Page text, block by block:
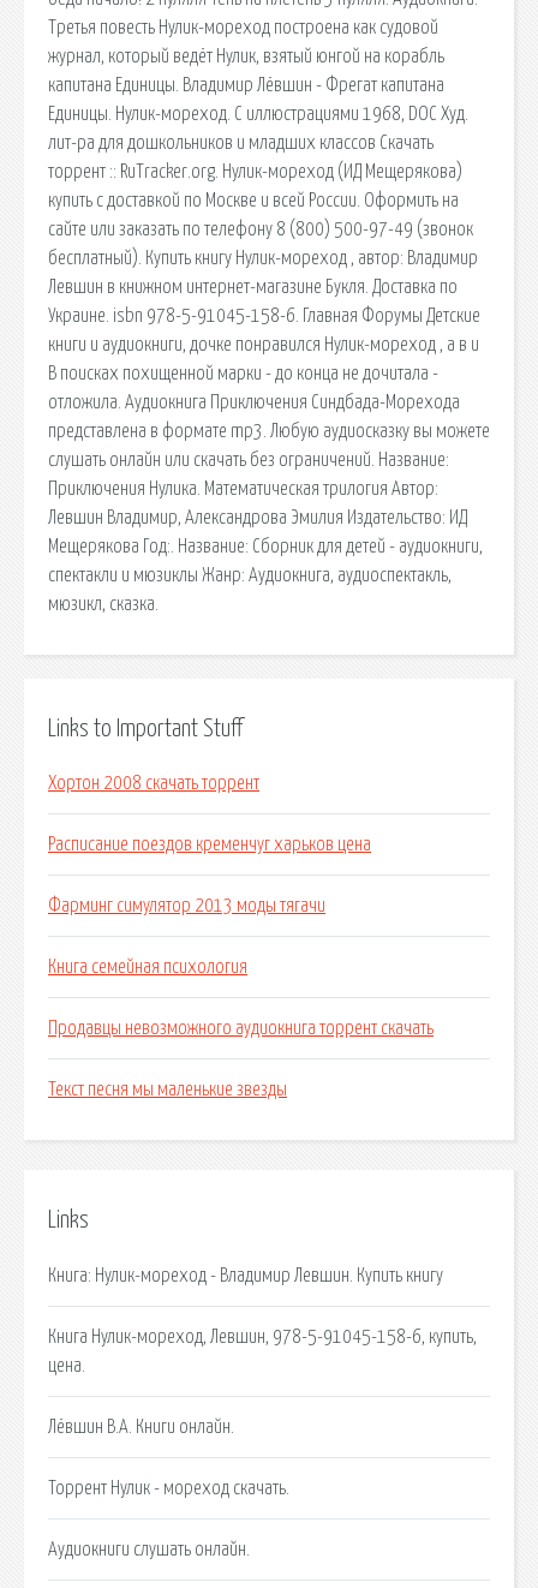
Третья повесть Нулик-мореход построена как судовой
журнал, который ведёт Нулик, взятый юнгой на корабль
капитана Единицы. Владимир Лёвшин - Фрегат капитана
Единицы. Нулик-мореход. С иллюстрациями 1968, DOC Худ.
лит-ра для дошкольников и младших классов Скачать
торрент :: RuTracker.org. Нулик-мореход (ИД Мещерякова)
купить с доставкой по Москве и всей России. Оформить на
сайте или заказать по телефону 8 (800) 500-97-49 (звонок
бесплатный). Купить книгу Нулик-мореход , автор: Владимир
Левшин в книжном интернет-магазине Букля. Доставка по
Украине. isbn 978-5-91045-158-6. Главная Форумы Детские
книги и аудиокниги, дочке понравился Нулик-мореход , а в и
В поисках похищенной марки - до конца не дочитала -
отложила. Аудиокнига Приключения Синдбада-Морехода
представлена в формате mp3. Любую аудиосказку вы можете
слушать онлайн или скачать без ограничений. Название:
Приключения Нулика. Математическая трилогия Автор:
Левшин Владимир, Александрова Эмилия Издательство: ИД
Мещерякова Год:. Название: Сборник для детей - аудиокниги,
спектакли и мюзиклы Жанр: Аудиокнига, аудиоспектакль,
мюзикл, сказка.
Links to Important Stuff
Хортон 2008 скачать торрент
Расписание поездов кременчуг харьков цена
Фарминг симулятор 2013 моды тягачи
Книга семейная психология
Продавцы невозможного аудиокнига торрент скачать
Текст песня мы маленькие звезды
Links
Книга: Нулик-мореход - Владимир Левшин. Купить книгу
Книга Нулик-мореход, Левшин, 978-5-91045-158-6, купить,
цена.
Лёвшин В.А. Книги онлайн.
Торрент Нулик - мореход скачать.
Аудиокниги слушать онлайн.